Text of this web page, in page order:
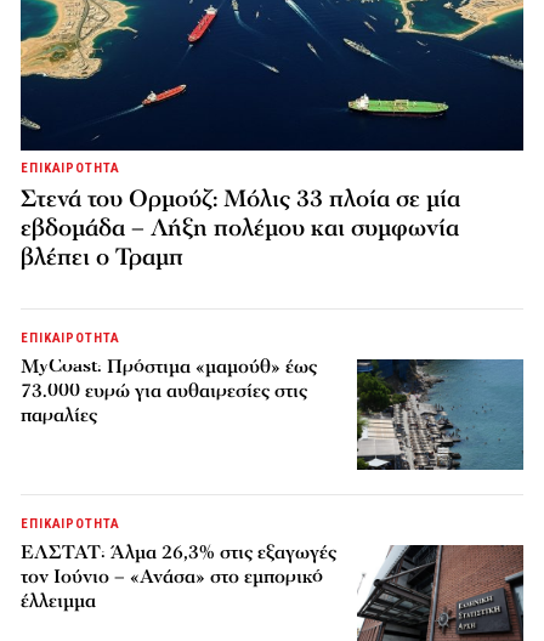
ΕΠΙΚΑΙΡΟΤΗΤΑ
Στενά του Ορμούζ: Μόλις 33 πλοία σε μία
εβδομάδα – Λήξη πολέμου και συμφωνία
βλέπει ο Τραμπ
ΕΠΙΚΑΙΡΟΤΗΤΑ
MyCoast: Πρόστιμα «μαμούθ» έως
73.000 ευρώ για αυθαιρεσίες στις
παραλίες
ΕΠΙΚΑΙΡΟΤΗΤΑ
ΕΛΣΤΑΤ: Άλμα 26,3% στις εξαγωγές
τον Ιούνιο – «Ανάσα» στο εμπορικό
έλλειμμα